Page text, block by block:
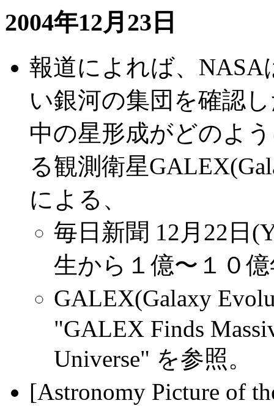
2004年12月23日
報道によれば、NASA
い銀河の集団を確認
中の星形成がどのよ
る観測衛星
による、
毎日新聞 12月22日
生から１億〜１０
GALEX(Galaxy
"GALEX Finds
Universe" を参照。
[Astronomy Picture of